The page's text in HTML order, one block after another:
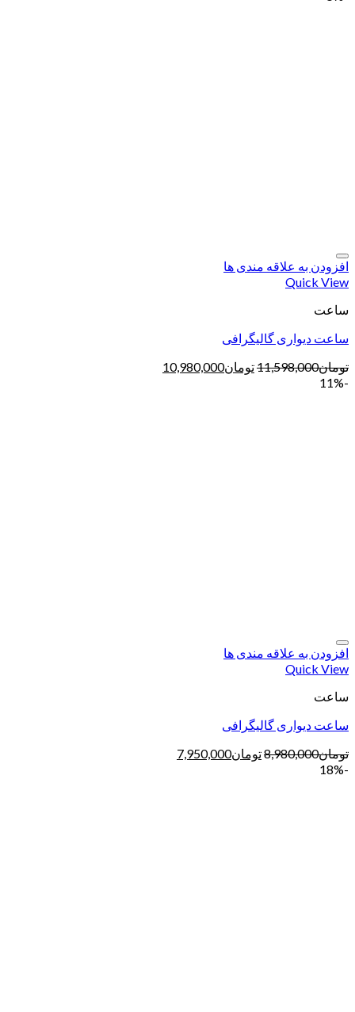
افزودن به علاقه مندی ها
Quick View
ساعت
ساعت دیواری گالیگرافی
تومان11,598,000تومان10,980,000
-11%
افزودن به علاقه مندی ها
Quick View
ساعت
ساعت دیواری گالیگرافی
تومان8,980,000تومان7,950,000
-18%